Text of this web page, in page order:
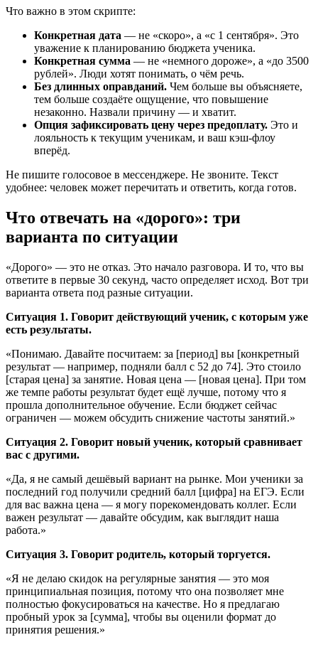
Что важно в этом скрипте:
Конкретная дата — не «скоро», а «с 1 сентября». Это
уважение к планированию бюджета ученика.
Конкретная сумма — не «немного дороже», а «до 3500
рублей». Люди хотят понимать, о чём речь.
Без длинных оправданий. Чем больше вы объясняете,
тем больше создаёте ощущение, что повышение
незаконно. Назвали причину — и хватит.
Опция зафиксировать цену через предоплату. Это и
лояльность к текущим ученикам, и ваш кэш-флоу
вперёд.
Не пишите голосовое в мессенджере. Не звоните. Текст
удобнее: человек может перечитать и ответить, когда готов.
Что отвечать на «дорого»: три
варианта по ситуации
«Дорого» — это не отказ. Это начало разговора. И то, что вы
ответите в первые 30 секунд, часто определяет исход. Вот три
варианта ответа под разные ситуации.
Ситуация 1. Говорит действующий ученик, с которым уже
есть результаты.
«Понимаю. Давайте посчитаем: за [период] вы [конкретный
результат — например, подняли балл с 52 до 74]. Это стоило
[старая цена] за занятие. Новая цена — [новая цена]. При том
же темпе работы результат будет ещё лучше, потому что я
прошла дополнительное обучение. Если бюджет сейчас
ограничен — можем обсудить снижение частоты занятий.»
Ситуация 2. Говорит новый ученик, который сравнивает
вас с другими.
«Да, я не самый дешёвый вариант на рынке. Мои ученики за
последний год получили средний балл [цифра] на ЕГЭ. Если
для вас важна цена — я могу порекомендовать коллег. Если
важен результат — давайте обсудим, как выглядит наша
работа.»
Ситуация 3. Говорит родитель, который торгуется.
«Я не делаю скидок на регулярные занятия — это моя
принципиальная позиция, потому что она позволяет мне
полностью фокусироваться на качестве. Но я предлагаю
пробный урок за [сумма], чтобы вы оценили формат до
принятия решения.»